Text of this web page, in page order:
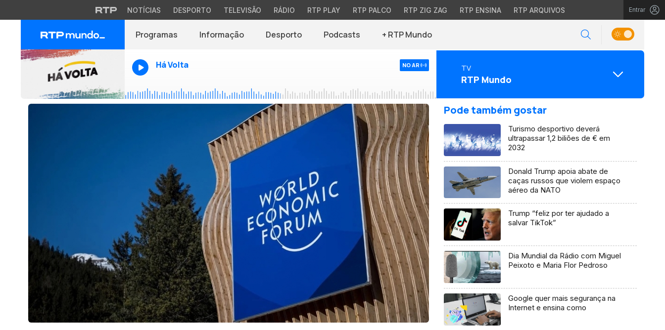
NOTÍCIAS DESPORTO TELEVISÃO RÁDIO RTP PLAY RTP PALCO RTP ZIG ZAG RTP ENSINA RTP ARQUIVOS Entrar
Programas Informação Desporto Podcasts + RTP Mundo
Há Volta NO AR TV
RTP Mundo
Pode também gostar
Turismo desportivo deverá
ultrapassar 1,2 biliões de € em
2032
Donald Trump apoia abate de
caças russos que violem espaço
aéreo da NATO
Trump “feliz por ter ajudado a
salvar TikTok”
Dia Mundial da Rádio com Miguel
Peixoto e Maria Flor Pedroso
Google quer mais segurança na
Internet e ensina como